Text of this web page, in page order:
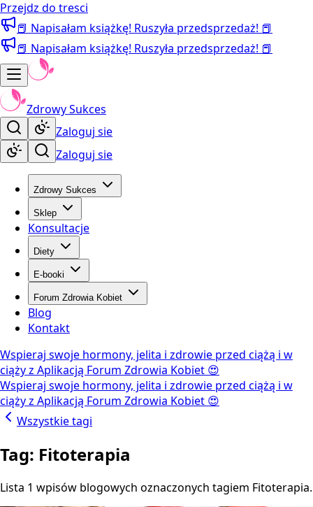
Przejdz do tresci
📕 Napisałam książkę! Ruszyła przedsprzedaż! 📕
📕 Napisałam książkę! Ruszyła przedsprzedaż! 📕
Zdrowy Sukces
Zaloguj sie
Zaloguj sie
Zdrowy Sukces
Sklep
Konsultacje
Diety
E-booki
Forum Zdrowia Kobiet
Blog
Kontakt
Wspieraj swoje hormony, jelita i zdrowie przed ciążą i w
ciąży z Aplikacją Forum Zdrowia Kobiet 😍
Wspieraj swoje hormony, jelita i zdrowie przed ciążą i w
ciąży z Aplikacją Forum Zdrowia Kobiet 😍
Wszystkie tagi
Tag: Fitoterapia
Lista 1 wpisów blogowych oznaczonych tagiem Fitoterapia.